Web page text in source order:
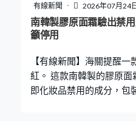
有線新聞 2026年07月24日
南韓製膠原面霜驗出禁
籲停用
【有線新聞】海關提醒
紅。 這款南韓製的膠原面
即化妝品禁用的成分，包